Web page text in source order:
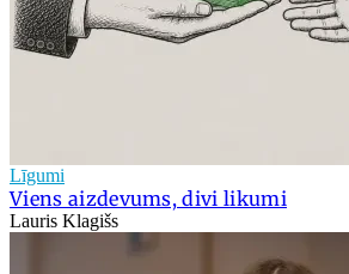
Līgumi
Viens aizdevums, divi likumi
Lauris Klagišs